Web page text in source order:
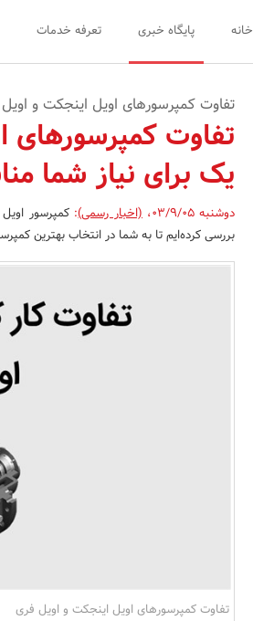
خانه پایگاه خبری تعرفه خدمات
تفاوت کمپرسورهای اویل اینجکت و
تفاوت کمپرسورهای
یک برای نیاز شما
دوشنبه 03/9/05 ،(اخبار رسمی):کمپرسور
بررسی کرده‌ایم تا به شما در انتخاب بهترین
تفاوت کمپرسورهای اویل اینجکت و اویل فری